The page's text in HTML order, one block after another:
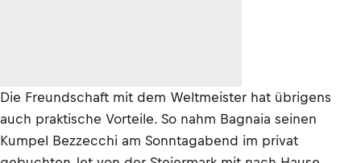
Die Freundschaft mit dem Weltmeister hat übrigens
auch praktische Vorteile. So nahm Bagnaia seinen
Kumpel Bezzecchi am Sonntagabend im privat